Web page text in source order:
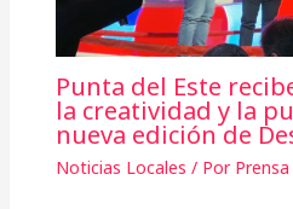
Punta del Este
la creatividad y la
nueva edición de
Noticias Locales / Por Prensa